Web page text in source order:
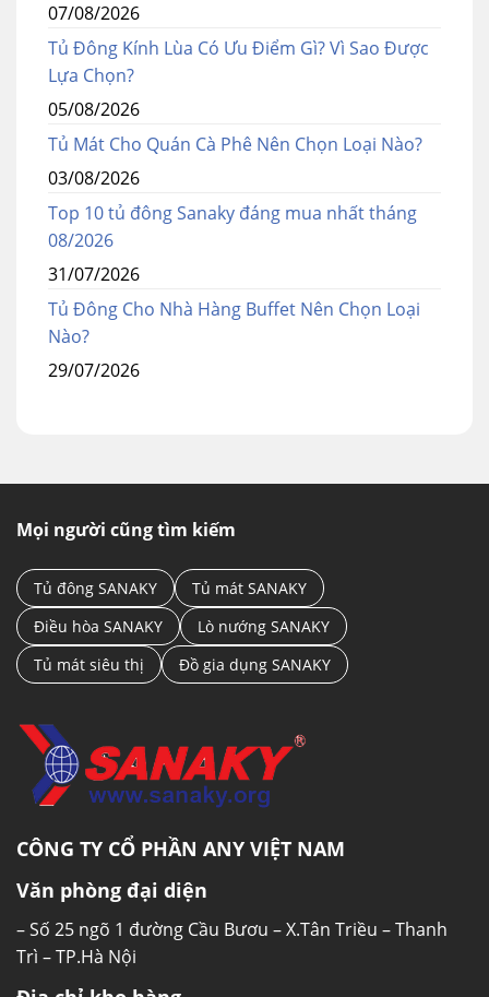
07/08/2026
Tủ Đông Kính Lùa Có Ưu Điểm Gì? Vì Sao Được
Lựa Chọn?
05/08/2026
Tủ Mát Cho Quán Cà Phê Nên Chọn Loại Nào?
03/08/2026
Top 10 tủ đông Sanaky đáng mua nhất tháng
08/2026
31/07/2026
Tủ Đông Cho Nhà Hàng Buffet Nên Chọn Loại
Nào?
29/07/2026
Mọi người cũng tìm kiếm
Tủ đông SANAKY
Tủ mát SANAKY
Điều hòa SANAKY
Lò nướng SANAKY
Tủ mát siêu thị
Đồ gia dụng SANAKY
CÔNG TY CỔ PHẦN ANY VIỆT NAM
Văn phòng đại diện
– Số 25 ngõ 1 đường Cầu Bươu – X.Tân Triều – Thanh
Trì – TP.Hà Nội